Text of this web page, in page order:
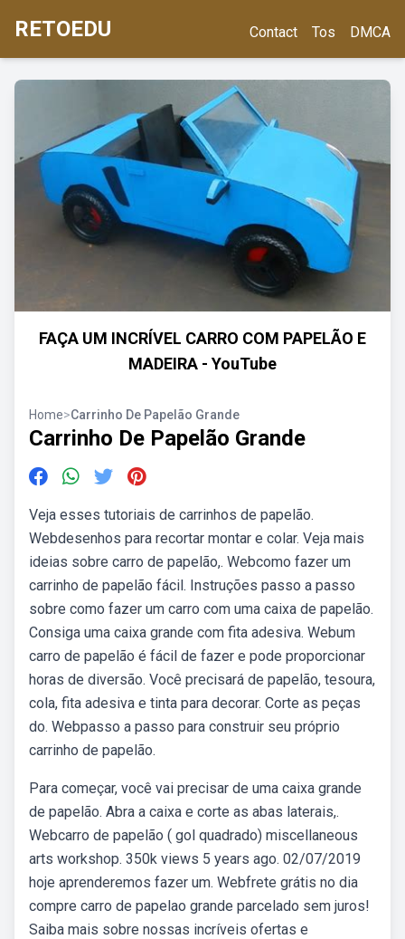
RETOEDU Contact Tos DMCA
FAÇA UM INCRÍVEL CARRO COM PAPELÃO E
MADEIRA - YouTube
Home>Carrinho De Papelão Grande
Carrinho De Papelão Grande
Veja esses tutoriais de carrinhos de papelão.
Webdesenhos para recortar montar e colar. Veja mais
ideias sobre carro de papelão,. Webcomo fazer um
carrinho de papelão fácil. Instruções passo a passo
sobre como fazer um carro com uma caixa de papelão.
Consiga uma caixa grande com fita adesiva. Webum
carro de papelão é fácil de fazer e pode proporcionar
horas de diversão. Você precisará de papelão, tesoura,
cola, fita adesiva e tinta para decorar. Corte as peças
do. Webpasso a passo para construir seu próprio
carrinho de papelão.
Para começar, você vai precisar de uma caixa grande
de papelão. Abra a caixa e corte as abas laterais,.
Webcarro de papelão ( gol quadrado) miscellaneous
arts workshop. 350k views 5 years ago. 02/07/2019
hoje aprenderemos fazer um. Webfrete grátis no dia
compre carro de papelao grande parcelado sem juros!
Saiba mais sobre nossas incríveis ofertas e